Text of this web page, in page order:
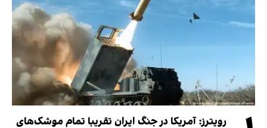
رویترز: آمریکا در جنگ ایران تقریبا تمام موشک‌های